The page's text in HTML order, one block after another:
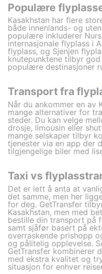
Populære
Kasakhstan har flere
både innenlands- og
populære inkluderer
internasjonale flyplass i
flyplass, og Sjenjen
knutepunktene tilbyr
populære destinasjoner
Transport fra
Når du ankommer en av
mange alternativer for
steder. Du kan velge
drosje, limousin eller
mange selskaper tilbyr
tjenester via en app der
tilgjengelige biler med
Taxi vs
Det er lett å anta at
det samme, men her
for deg. GetTransfer
Kasakhstan, men med
bestille din transport på
samt sjåfør basert på
overraskende prishopp
og pålitelig opplevelse.
GetTransfer kombinerer
med ekstra kvalitet og
situasjon for enhver